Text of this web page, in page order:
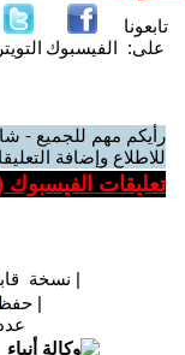
تابعونا
على: الفيسبوك التويتر
رأيكم مهم للجميع -
للاطلاع وإضافة
تعليقات الفيسبوك
| نسخة
|
عدد